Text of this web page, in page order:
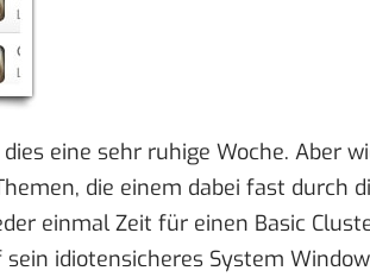
eine sehr ruhige Woche. Aber
die einem dabei fast durch
einmal Zeit für einen Basic
idiotensicheres System